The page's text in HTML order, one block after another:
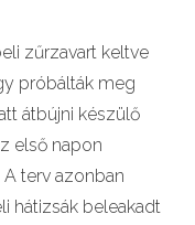
zűrzavart keltve
próbálták meg
átbújni készülő
első napon
terv azonban
hátizsák beleakadt